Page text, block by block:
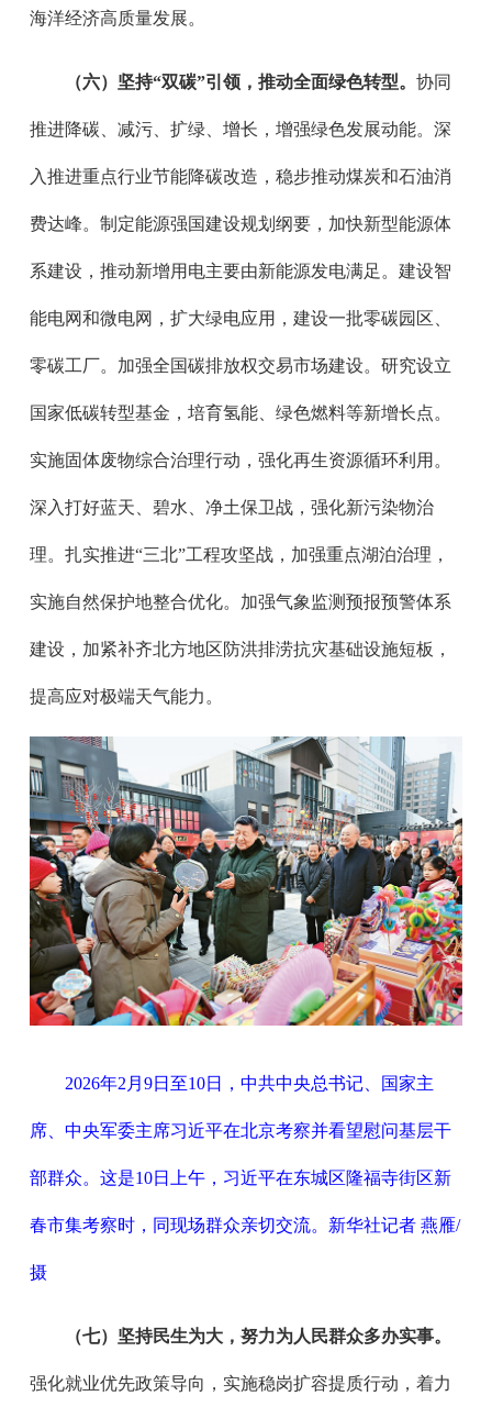
海洋经济高质量发展。
（六）坚持“双碳”引领，推动全面绿色转型。 协同
推进降碳、减污、扩绿、增长，增强绿色发展动能。深
入推进重点行业节能降碳改造，稳步推动煤炭和石油消
费达峰。制定能源强国建设规划纲要，加快新型能源体
系建设，推动新增用电主要由新能源发电满足。建设智
能电网和微电网，扩大绿电应用，建设一批零碳园区、
零碳工厂。加强全国碳排放权交易市场建设。研究设立
国家低碳转型基金，培育氢能、绿色燃料等新增长点。
实施固体废物综合治理行动，强化再生资源循环利用。
深入打好蓝天、碧水、净土保卫战，强化新污染物治
理。扎实推进“三北”工程攻坚战，加强重点湖泊治理，
实施自然保护地整合优化。加强气象监测预报预警体系
建设，加紧补齐北方地区防洪排涝抗灾基础设施短板，
提高应对极端天气能力。
2026年2月9日至10日，中共中央总书记、国家主
席、中央军委主席习近平在北京考察并看望慰问基层干
部群众。这是10日上午，习近平在东城区隆福寺街区新
春市集考察时，同现场群众亲切交流。新华社记者 燕雁/
摄
（七）坚持民生为大，努力为人民群众多办实事。
强化就业优先政策导向，实施稳岗扩容提质行动，着力